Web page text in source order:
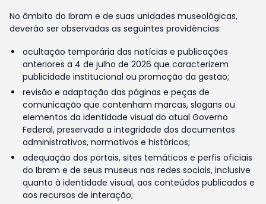
No âmbito do Ibram e de suas unidades museológicas,
deverão ser observadas as seguintes providências:
ocultação temporária das notícias e publicações
anteriores a 4 de julho de 2026 que caracterizem
publicidade institucional ou promoção da gestão;
revisão e adaptação das páginas e peças de
comunicação que contenham marcas, slogans ou
elementos da identidade visual do atual Governo
Federal, preservada a integridade dos documentos
administrativos, normativos e históricos;
adequação dos portais, sites temáticos e perfis oficiais
do Ibram e de seus museus nas redes sociais, inclusive
quanto à identidade visual, aos conteúdos publicados e
aos recursos de interação;